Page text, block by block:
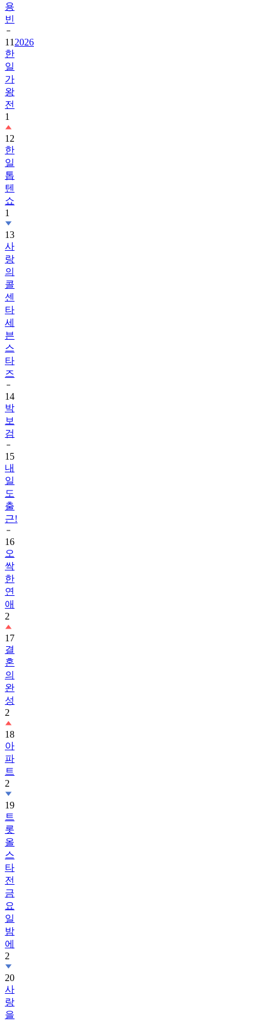
용
빈
11 2026
한
일
가
왕
전
1
12
한
일
톱
텐
쇼
1
13
사
랑
의
콜
센
타
세
븐
스
타
즈
14
박
보
검
15
내
일
도
출
근!
16
오
싹
한
연
애
2
17
결
혼
의
완
성
2
18
아
파
트
2
19
트
롯
올
스
타
전
금
요
일
밤
에
2
20
사
랑
을